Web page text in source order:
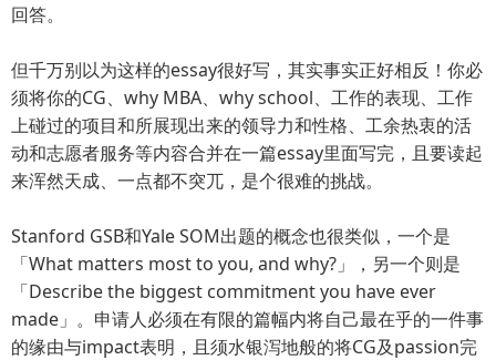
回答。
但千万别以为这样的essay很好写，其实事实正好相反！你必
须将你的CG、why MBA、why school、工作的表现、工作
上碰过的项目和所展现出来的领导力和性格、工余热衷的活
动和志愿者服务等内容合并在一篇essay里面写完，且要读起
来浑然天成、一点都不突兀，是个很难的挑战。
Stanford GSB和Yale SOM出题的概念也很类似，一个是
「What matters most to you, and why?」，另一个则是
「Describe the biggest commitment you have ever
made」。申请人必须在有限的篇幅内将自己最在乎的一件事
的缘由与impact表明，且须水银泻地般的将CG及passion完